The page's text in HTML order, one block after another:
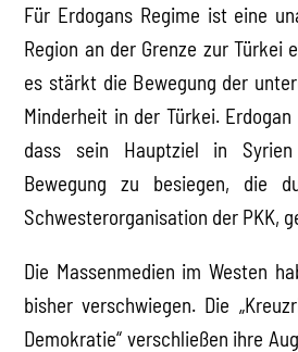
Für Erdogans Regime ist eine
Region an der Grenze zur Türkei
es stärkt die Bewegung der
Minderheit in der Türkei.
dass sein Hauptziel in
Bewegung zu besiegen, die
Schwesterorganisation der PKK,
Die Massenmedien im Westen
bisher verschwiegen. Die
Demokratie“ verschließen ihre